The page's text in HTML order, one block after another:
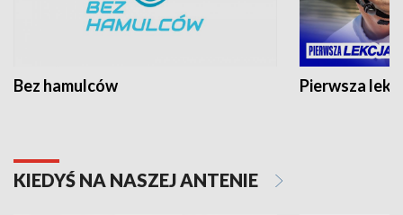
Bez hamulców Pierwsza
KIEDYŚ NA NASZEJ ANTENIE